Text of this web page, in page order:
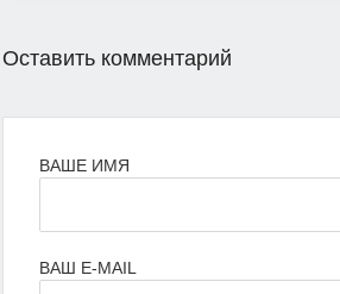
Оставить комментарий
ВАШЕ ИМЯ
ВАШ E-MAIL